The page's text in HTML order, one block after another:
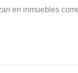
en inmuebles